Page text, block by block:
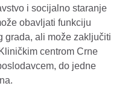
i socijalno staranje
obavljati funkciju
grada, ali može zaključiti
centrom Crne
do jedne